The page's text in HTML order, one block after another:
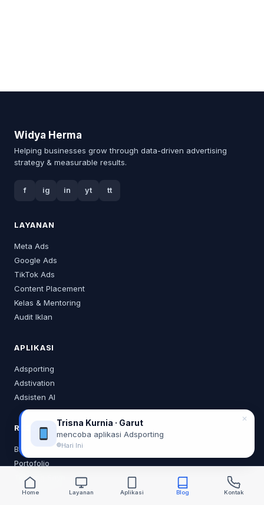
Widya Herma
Helping businesses grow through data-driven advertising
strategy & measurable results.
f ig in yt tt
LAYANAN
Meta Ads
Google Ads
TikTok Ads
Content Placement
Kelas & Mentoring
Audit Iklan
APLIKASI
Adsporting
Adstivation
Adsisten AI
RESOURCES
Blog
Portofolio
Tentang Saya
Home Layanan Aplikasi Blog Kontak
Trisna Kurnia · Garut
mencoba aplikasi Adsporting
Hari Ini
✕